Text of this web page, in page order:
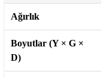
Ağırlık
Boyutlar (Y × G ×
D)